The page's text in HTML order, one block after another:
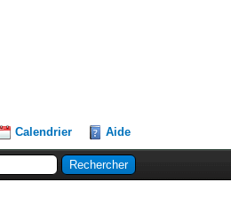
Calendrier Aide